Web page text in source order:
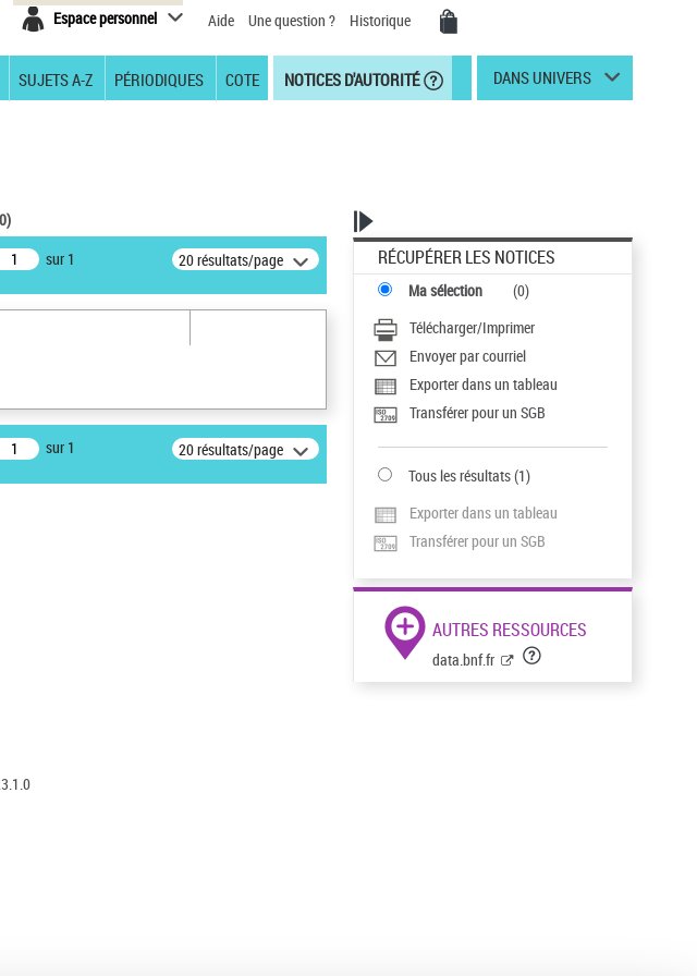
Espace personnel Aide Une question ? Historique
SUJETS A-Z PÉRIODIQUES COTE NOTICES D'AUTORITÉ DANS UNIVERS
0)
sur 1 20 résultats/page
sur 1 20 résultats/page
RÉCUPÉRER LES NOTICES
Ma sélection (0)
Télécharger/Imprimer
Envoyer par courriel
Exporter dans un tableau
Transférer pour un SGB
Tous les résultats(1)
Exporter dans un tableau
Transférer pour un SGB
AUTRES RESSOURCES
data.bnf.fr